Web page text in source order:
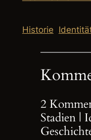
Historie
2
Stadien |